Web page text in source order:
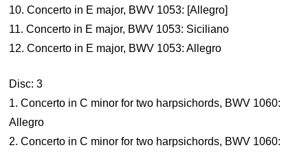
10. Concerto in E major, BWV 1053: [Allegro]
11. Concerto in E major, BWV 1053: Siciliano
12. Concerto in E major, BWV 1053: Allegro
Disc: 3
1. Concerto in C minor for two harpsichords, BWV 1060:
Allegro
2. Concerto in C minor for two harpsichords, BWV 1060: